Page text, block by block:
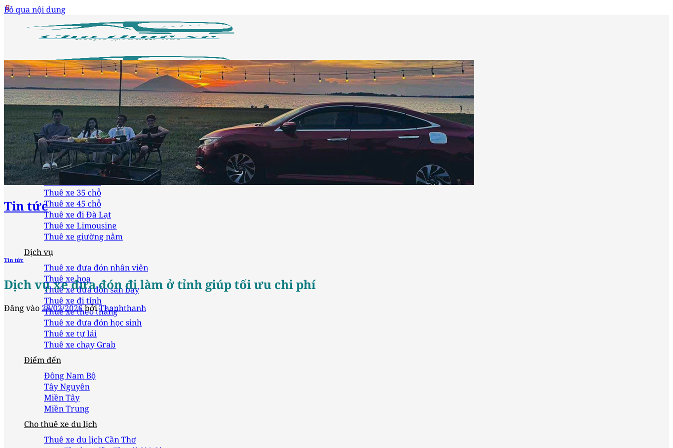
Bỏ qua nội dung
Trang chủ
Loại xe
Thuê xe 4 chỗ
Thuê xe 7 chỗ
Thuê xe 16 chỗ
Thuê xe 24 chỗ
Thuê xe 29 chỗ
Thuê xe 35 chỗ
Thuê xe 45 chỗ
Thuê xe đi Đà Lạt
Thuê xe Limousine
Thuê xe giường nằm
Dịch vụ
Thuê xe đưa đón nhân viên
Thuê xe hoa
Thuê xe đưa đón sân bay
Thuê xe đi tỉnh
Thuê xe theo tháng
Thuê xe đưa đón học sinh
Thuê xe tự lái
Thuê xe chạy Grab
Điểm đến
Đông Nam Bộ
Tây Nguyên
Miền Tây
Miền Trung
Cho thuê xe du lịch
Thuê xe du lịch Cần Thơ
Tin tức
Tin tức
Dịch vụ xe đưa đón đi làm ở tỉnh giúp tối ưu chi phí
Đăng vào 28/02/2026bởiThanhthanh